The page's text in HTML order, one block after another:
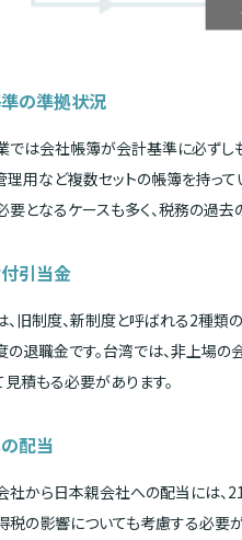
の準拠状況
では会社帳簿が会計基準に必ずし
理用など複数セットの帳簿を持っ
要となるケースも多く、税務の過
引当金
、旧制度、新制度と呼ばれる2種類
の退職金です。台湾では、非上場
見積もる必要があります。
配当
社から日本親会社への配当には、
税の影響についても考慮する必要が